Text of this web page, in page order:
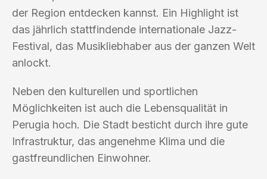
der Region entdecken kannst. Ein Highlight ist
das jährlich stattfindende internationale Jazz-
Festival, das Musikliebhaber aus der ganzen Welt
anlockt.
Neben den kulturellen und sportlichen
Möglichkeiten ist auch die Lebensqualität in
Perugia hoch. Die Stadt besticht durch ihre gute
Infrastruktur, das angenehme Klima und die
gastfreundlichen Einwohner.